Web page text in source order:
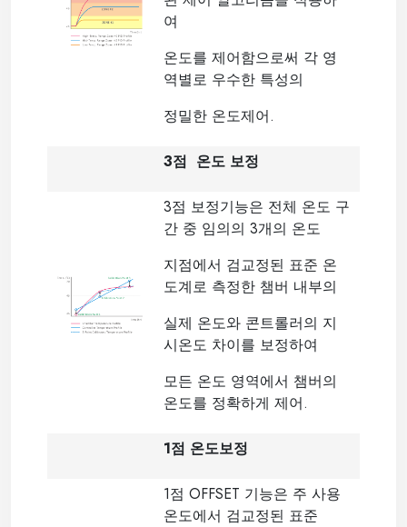
여
온도를 제어함으로써 각 영
역별로 우수한 특성의
정밀한 온도제어.
3점 온도 보정
3점 보정기능은 전체 온도 구
간 중 임의의 3개의 온도
지점에서 검교정된 표준 온
도계로 측정한 챔버 내부의
실제 온도와 콘트롤러의 지
시온도 차이를 보정하여
모든 온도 영역에서 챔버의
온도를 정확하게 제어.
1점 온도보정
1점 OFFSET 기능은 주 사용
온도에서 검교정된 표준